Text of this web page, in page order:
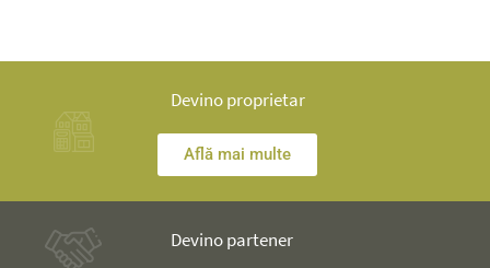
Devino proprietar
Află mai multe
Devino partener